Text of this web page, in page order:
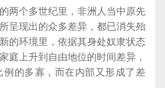
个多世纪里，非洲人当中原先
呈现出的众多差异，都已消失殆
的环境里，依据其身处奴隶状态
庭上升到自由地位的时间差异，
的多寡，而在内部又形成了差